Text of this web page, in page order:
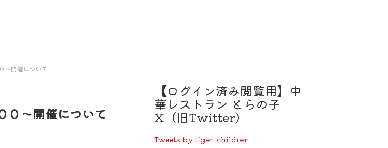
～開催について
０～開催について
【ログイン済み閲覧用】中
華レストラン とらの子
X（旧Twitter）
Tweets by tiger_children